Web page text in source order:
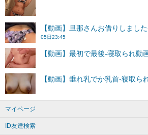
マイページ
ID友達検索